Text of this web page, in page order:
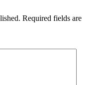
Required fields are